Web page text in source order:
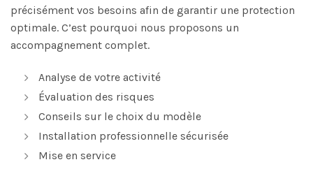
précisément vos besoins afin de garantir une protection
optimale. C’est pourquoi nous proposons un
accompagnement complet.
Analyse de votre activité
Évaluation des risques
Conseils sur le choix du modèle
Installation professionnelle sécurisée
Mise en service